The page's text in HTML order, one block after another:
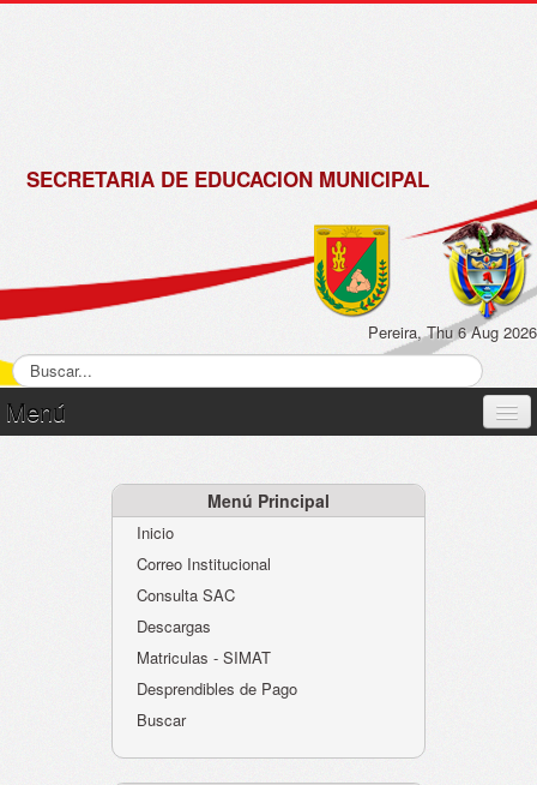
SECRETARIA DE EDUCACION MUNICIPAL
Pereira, Thu 6 Aug 2026
Menú
Atención al Ciudadano
Instituciones Educativas
Despacho Secretaría
Evaluación desempeño
Humano-Cesantías
Menú Principal
Inicio
Correo Institucional
Consulta SAC
Descargas
Matriculas - SIMAT
Desprendibles de Pago
Buscar
de